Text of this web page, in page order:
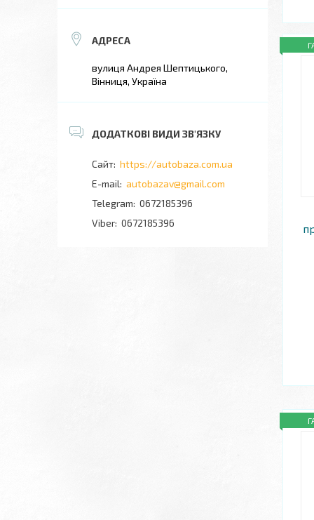
вулиця Андрея Шептицького,
Вінниця, Україна
https://autobaza.com.ua
autobazav@gmail.com
0672185396
0672185396